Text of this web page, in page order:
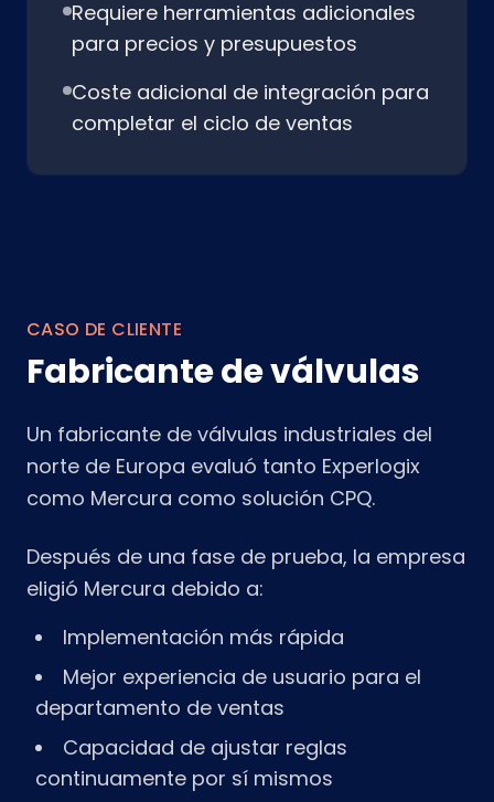
Requiere herramientas adicionales
para precios y presupuestos
Coste adicional de integración para
completar el ciclo de ventas
CASO DE CLIENTE
Fabricante de válvulas
Un fabricante de válvulas industriales del
norte de Europa evaluó tanto Experlogix
como Mercura como solución CPQ.
Después de una fase de prueba, la empresa
eligió Mercura debido a:
Implementación más rápida
Mejor experiencia de usuario para el
departamento de ventas
Capacidad de ajustar reglas
continuamente por sí mismos